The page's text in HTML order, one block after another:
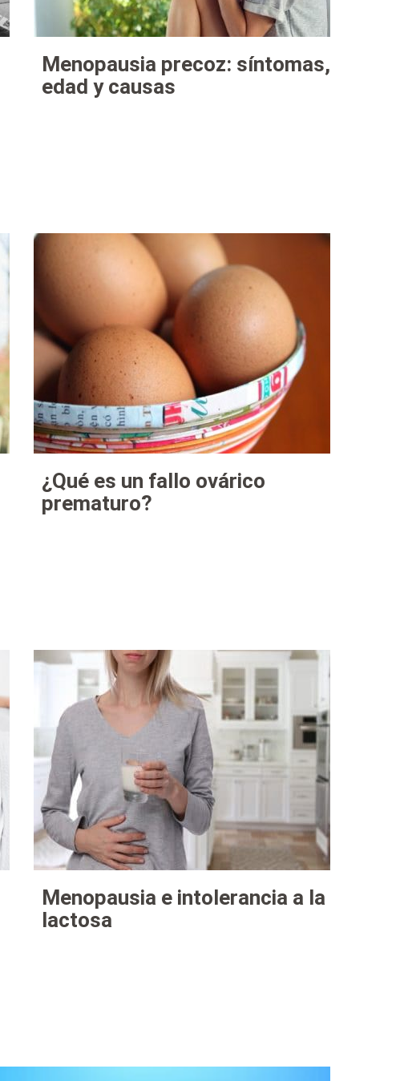
Menopausia precoz: síntomas,
edad y causas
¿Qué es un fallo ovárico
prematuro?
Menopausia e intolerancia a la
lactosa